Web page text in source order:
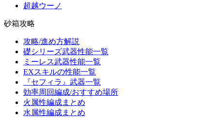
超越ウーノ
砂箱攻略
攻略/進め方解説
礎シリーズ武器性能一覧
ミーレス武器性能一覧
EXスキルの性能一覧
『セフィラ』武器一覧
効率周回編成/おすすめ場所
火属性編成まとめ
水属性編成まとめ